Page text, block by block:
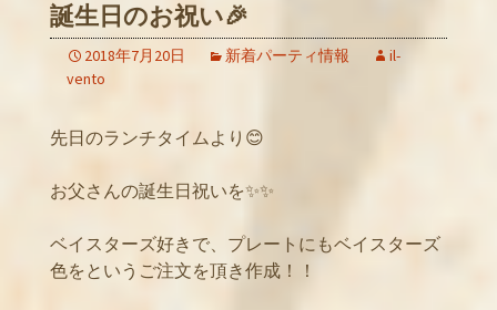
誕生日のお祝い🎉
2018年7月20日 新着パーティ情報
il-
vento
先日のランチタイムより😊
お父さんの誕生日祝いを✨✨
ベイスターズ好きで、プレートにもベイスターズ
色をというご注文を頂き作成！！